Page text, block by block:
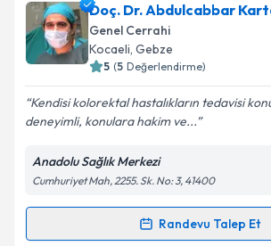
Doç. Dr. Abdulcabbar
Genel Cerrahi
Kocaeli, Gebze
5 (5 Değerlendirme)
Kendisi kolorektal hastalıkların tedavisi
deneyimli, konulara hakim ve...
Anadolu Sağlık Merkezi
Cumhuriyet Mah, 2255. Sk. No: 3, 41400
Randevu Talep Et
Randevu Takvimi Talebi